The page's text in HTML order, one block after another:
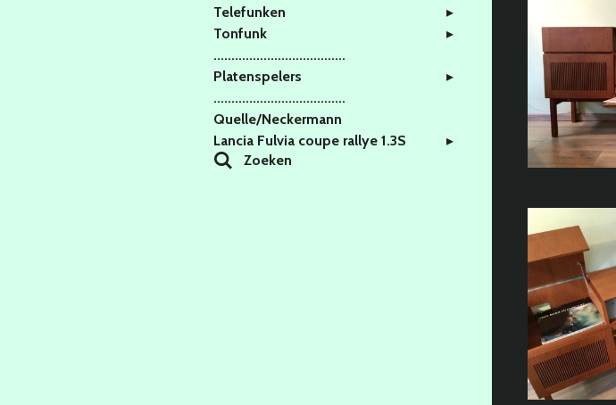
Telefunken
Tonfunk
.....................................
Platenspelers
.....................................
Quelle/Neckermann
Lancia Fulvia coupe rallye 1.3S
Zoeken